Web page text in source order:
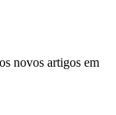
novos artigos em